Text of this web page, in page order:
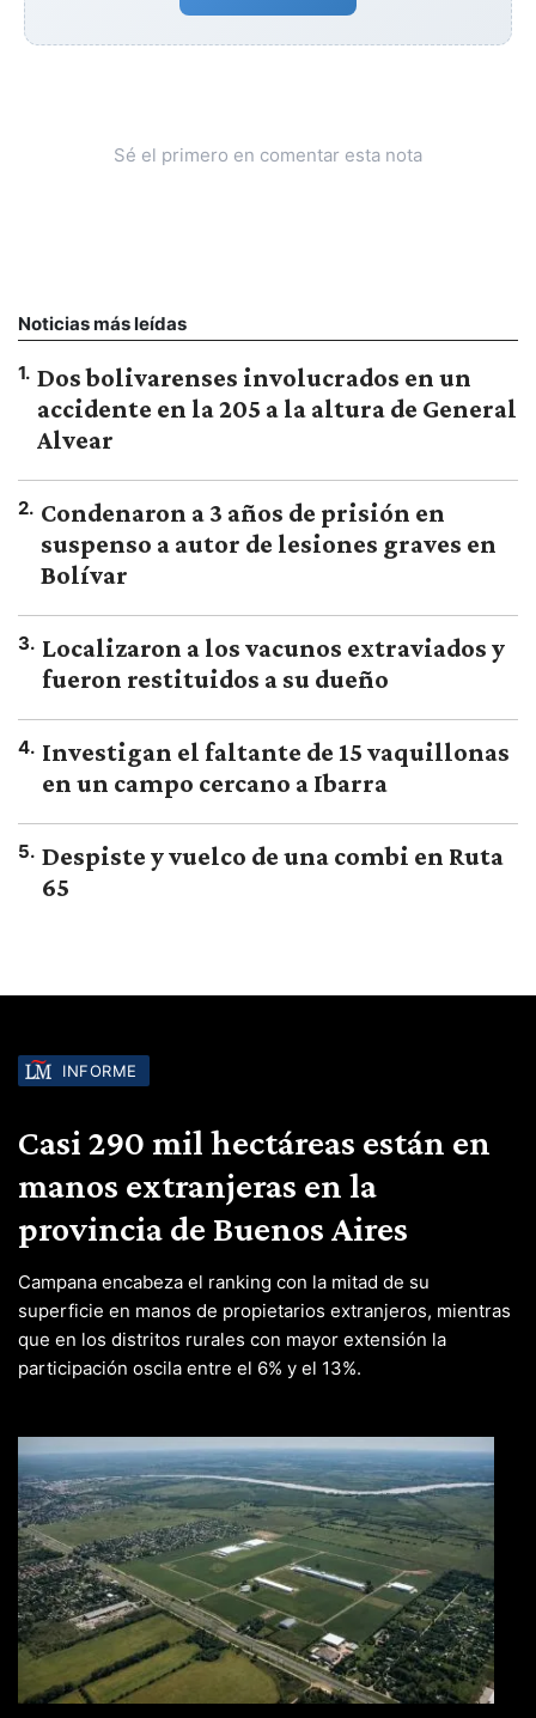
Sé el primero en comentar esta nota
Noticias más leídas
1. Dos bolivarenses involucrados en un
accidente en la 205 a la altura de General
Alvear
2. Condenaron a 3 años de prisión en
suspenso a autor de lesiones graves en
Bolívar
3. Localizaron a los vacunos extraviados y
fueron restituidos a su dueño
4. Investigan el faltante de 15 vaquillonas
en un campo cercano a Ibarra
5. Despiste y vuelco de una combi en Ruta
65
INFORME
Casi 290 mil hectáreas están en
manos extranjeras en la
provincia de Buenos Aires
Campana encabeza el ranking con la mitad de su
superficie en manos de propietarios extranjeros, mientras
que en los distritos rurales con mayor extensión la
participación oscila entre el 6% y el 13%.